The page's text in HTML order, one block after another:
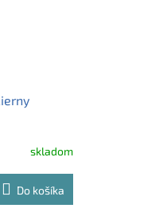
skladom
Do košíka